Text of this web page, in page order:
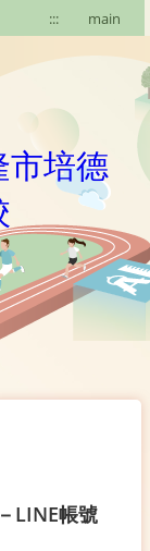
::: main
市培德
LINE帳號